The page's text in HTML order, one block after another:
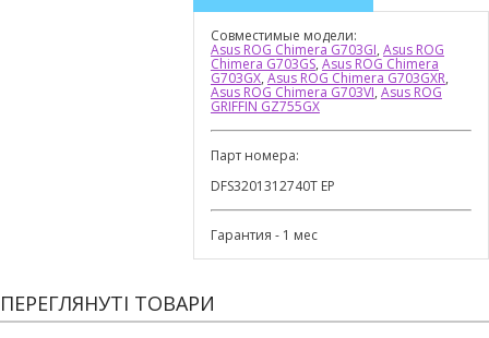
Совместимые модели:
Asus ROG Chimera G703GI, Asus ROG
Chimera G703GS, Asus ROG Chimera
G703GX, Asus ROG Chimera G703GXR,
Asus ROG Chimera G703VI, Asus ROG
GRIFFIN GZ755GX
Парт номера:
DFS3201312740T EP
Гарантия - 1 мес
ПЕРЕГЛЯНУТІ ТОВАРИ